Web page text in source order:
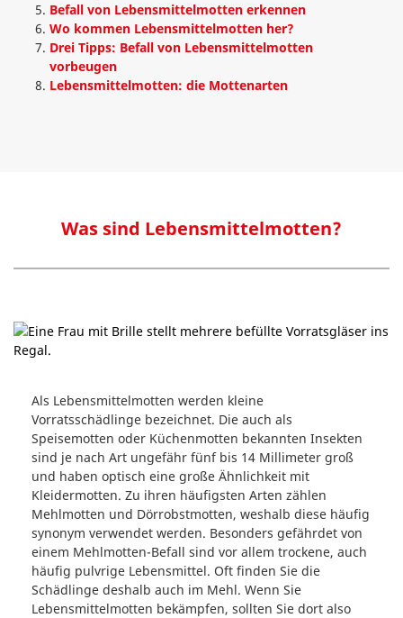
Befall von Lebensmittelmotten erkennen
Wo kommen Lebensmittelmotten her?
Drei Tipps: Befall von Lebensmittelmotten
vorbeugen
Lebensmittelmotten: die Mottenarten
Was sind Lebensmittelmotten?
Als Lebensmittelmotten werden kleine
Vorratsschädlinge bezeichnet. Die auch als
Speisemotten oder Küchenmotten bekannten Insekten
sind je nach Art ungefähr fünf bis 14 Millimeter groß
und haben optisch eine große Ähnlichkeit mit
Kleidermotten. Zu ihren häufigsten Arten zählen
Mehlmotten und Dörrobstmotten, weshalb diese häufig
synonym verwendet werden. Besonders gefährdet von
einem Mehlmotten-Befall sind vor allem trockene, auch
häufig pulvrige Lebensmittel. Oft finden Sie die
Schädlinge deshalb auch im Mehl. Wenn Sie
Lebensmittelmotten bekämpfen, sollten Sie dort also